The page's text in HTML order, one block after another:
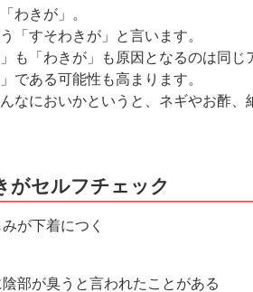
わきが」。
「すそわきが」と言います。
」も「わきが」も原因となるのは同
である可能性も高まります。
なにおいかというと、ネギやお酢
がセルフチェック
が下着につく
部が臭うと言われたことがある